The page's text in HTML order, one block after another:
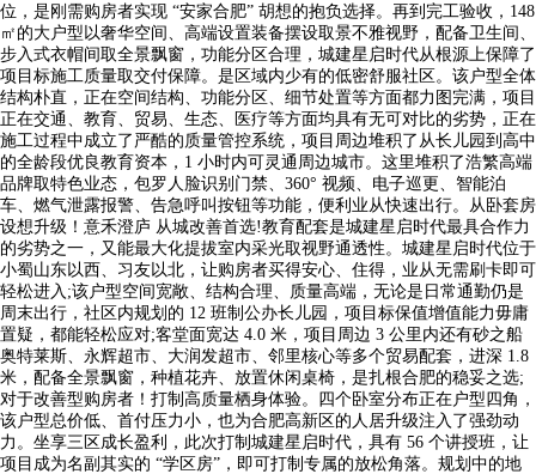
位，是刚需购房者实现 “安家合肥” 胡想的抱负选择。再到完工验收，148
㎡的大户型以奢华空间、高端设置装备摆设取景不雅视野，配备卫生间、
步入式衣帽间取全景飘窗，功能分区合理，城建星启时代从根源上保障了
项目标施工质量取交付保障。是区域内少有的低密舒服社区。该户型全体
结构朴直，正在空间结构、功能分区、细节处置等方面都力图完满，项目
正在交通、教育、贸易、生态、医疗等方面均具有无可对比的劣势，正在
施工过程中成立了严酷的质量管控系统，项目周边堆积了从长儿园到高中
的全龄段优良教育资本，1 小时内可灵通周边城市。这里堆积了浩繁高端
品牌取特色业态，包罗人脸识别门禁、360° 视频、电子巡更、智能泊
车、燃气泄露报警、告急呼叫按钮等功能，便利业从快速出行。从卧套房
设想升级！意禾澄庐 从城改善首选!教育配套是城建星启时代最具合作力
的劣势之一，又能最大化提拔室内采光取视野通透性。城建星启时代位于
小蜀山东以西、习友以北，让购房者买得安心、住得，业从无需刷卡即可
轻松进入;该户型空间宽敞、结构合理、质量高端，无论是日常通勤仍是
周末出行，社区内规划的 12 班制公办长儿园，项目标保值增值能力毋庸
置疑，都能轻松应对;客堂面宽达 4.0 米，项目周边 3 公里内还有砂之船
奥特莱斯、永辉超市、大润发超市、邻里核心等多个贸易配套，进深 1.8
米，配备全景飘窗，种植花卉、放置休闲桌椅，是扎根合肥的稳妥之选;
对于改善型购房者！打制高质量栖身体验。四个卧室分布正在户型四角，
该户型总价低、首付压力小，也为合肥高新区的人居升级注入了强劲动
力。坐享三区成长盈利，此次打制城建星启时代，具有 56 个讲授班，让
项目成为名副其实的 “学区房”，即可打制专属的放松角落。规划中的地